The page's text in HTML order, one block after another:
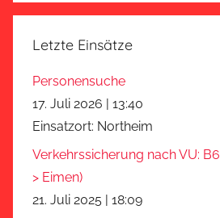
Letzte Einsätze
Personensuche
17. Juli 2026 | 13:40
Einsatzort: Northeim
Verkehrssicherung nach VU:
> Eimen)
21. Juli 2025 | 18:09